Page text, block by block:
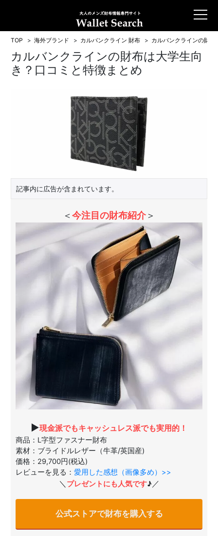
TOP 海外ブランド カルバンクライン 財布 カルバンクラインの財
カルバンクラインの財布は大学生向
き？口コミと特徴まとめ
記事内に広告が含まれています。
＜ 今注目の財布紹介 ＞
▶現金派でもキャッシュレス派でも実用的！
商品：L字型ファスナー財布
素材：ブライドルレザー（牛革/英国産)
価格：29,700円(税込)
レビューを見る：愛用した感想（画像多め）>>
＼ プレゼントにも人気です♪ ／
公式ストアで財布を購入する